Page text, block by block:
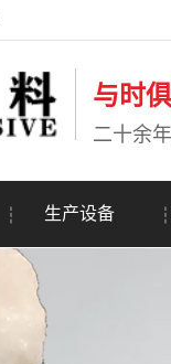
与时
二十余
生产设备